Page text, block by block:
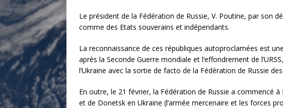
Le président de la Fédération de Russie, V. Poutine, par son
comme des Etats souverains et indépendants.
La reconnaissance de ces républiques autoproclamées est
après la Seconde Guerre mondiale et l’effondrement de
l’Ukraine avec la sortie de facto de la Fédération de Russie
En outre, le 21 février, la Fédération de Russie a commencé
et de Donetsk en Ukraine (l’armée mercenaire et les forces